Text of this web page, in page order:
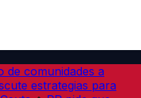
de comunidades a
estrategias para